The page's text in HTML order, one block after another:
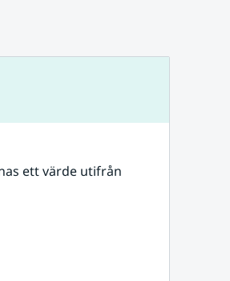
ett värde utifrån